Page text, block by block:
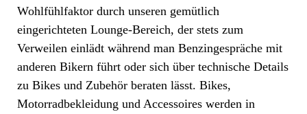
Wohlfühlfaktor durch unseren gemütlich
eingerichteten Lounge-Bereich, der stets zum
Verweilen einlädt während man Benzingespräche mit
anderen Bikern führt oder sich über technische Details
zu Bikes und Zubehör beraten lässt. Bikes,
Motorradbekleidung und Accessoires werden in